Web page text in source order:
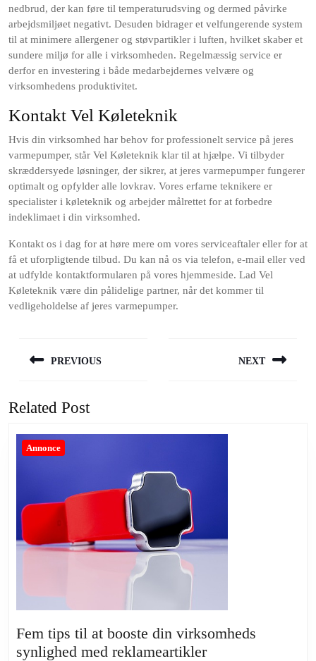
nedbrud, der kan føre til temperaturudsving og dermed påvirke
arbejdsmiljøet negativt. Desuden bidrager et velfungerende system
til at minimere allergener og støvpartikler i luften, hvilket skaber et
sundere miljø for alle i virksomheden. Regelmæssig service er
derfor en investering i både medarbejdernes velvære og
virksomhedens produktivitet.
Kontakt Vel Køleteknik
Hvis din virksomhed har behov for professionelt service på jeres
varmepumper, står Vel Køleteknik klar til at hjælpe. Vi tilbyder
skræddersyede løsninger, der sikrer, at jeres varmepumper fungerer
optimalt og opfylder alle lovkrav. Vores erfarne teknikere er
specialister i køleteknik og arbejder målrettet for at forbedre
indeklimaet i din virksomhed.
Kontakt os i dag for at høre mere om vores serviceaftaler eller for at
få et uforpligtende tilbud. Du kan nå os via telefon, e-mail eller ved
at udfylde kontaktformularen på vores hjemmeside. Lad Vel
Køleteknik være din pålidelige partner, når det kommer til
vedligeholdelse af jeres varmepumper.
PREVIOUS
post:
NEXT
Related Post
Annonce
Fem tips til at booste din virksomheds
synlighed med reklameartiklerFem